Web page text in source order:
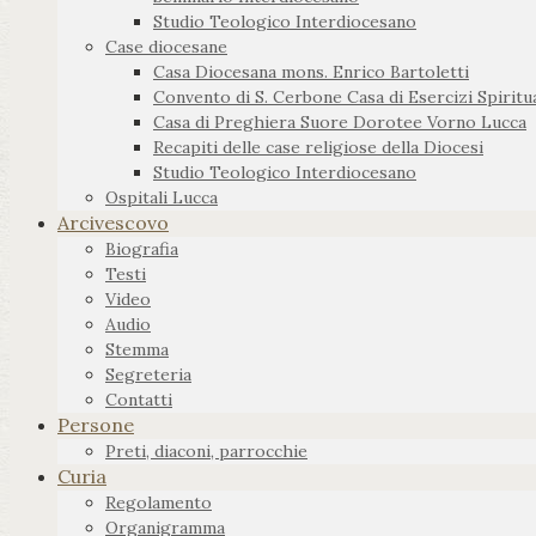
Studio Teologico Interdiocesano
Case diocesane
Casa Diocesana mons. Enrico Bartoletti
Convento di S. Cerbone Casa di Esercizi
Casa di Preghiera Suore Dorotee Vorno Lucca
Recapiti delle case religiose della Diocesi
Studio Teologico Interdiocesano
Ospitali Lucca
Arcivescovo
Biografia
Testi
Video
Audio
Stemma
Segreteria
Contatti
Persone
Preti, diaconi, parrocchie
Curia
Regolamento
Organigramma